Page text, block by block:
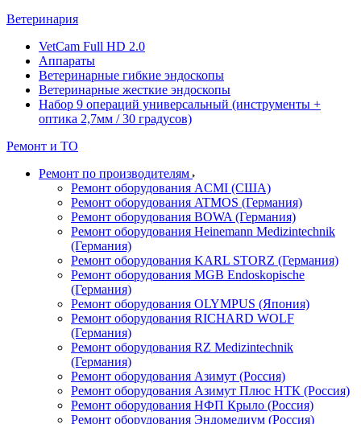
Ветеринария
VetCam Full HD 2.0
Аппараты
Ветеринарные гибкие эндоскопы
Ветеринарные жесткие эндоскопы
Набор 9 операций универсальный (инструменты +
оптика 2,7мм / 30 градусов)
Ремонт и ТО
Ремонт по производителям
Ремонт оборудования ACMI (США)
Ремонт оборудования ATMOS (Германия)
Ремонт оборудования BOWA (Германия)
Ремонт оборудования Heinemann Medizintechnik
(Германия)
Ремонт оборудования KARL STORZ (Германия)
Ремонт оборудования MGB Endoskopische
(Германия)
Ремонт оборудования OLYMPUS (Япония)
Ремонт оборудования RICHARD WOLF
(Германия)
Ремонт оборудования RZ Medizintechnik
(Германия)
Ремонт оборудования Азимут (Россия)
Ремонт оборудования Азимут Плюс НТК (Россия)
Ремонт оборудования НФП Крыло (Россия)
Ремонт оборудования Эндомедиум (Россия)